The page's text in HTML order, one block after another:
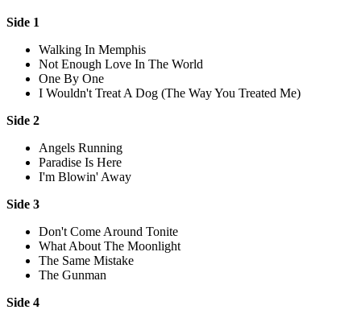
Side 1
Walking In Memphis
Not Enough Love In The World
One By One
I Wouldn't Treat A Dog (The Way You Treated Me)
Side 2
Angels Running
Paradise Is Here
I'm Blowin' Away
Side 3
Don't Come Around Tonite
What About The Moonlight
The Same Mistake
The Gunman
Side 4